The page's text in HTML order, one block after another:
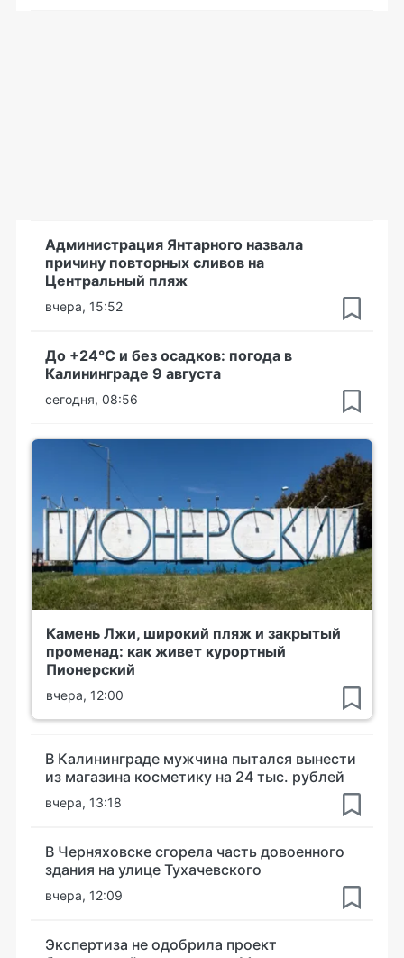
Администрация Янтарного назвала
причину повторных сливов на
Центральный пляж
вчера, 15:52
До +24°С и без осадков: погода в
Калининграде 9 августа
сегодня, 08:56
Камень Лжи, широкий пляж и закрытый
променад: как живет курортный
Пионерский
вчера, 12:00
В Калининграде мужчина пытался вынести
из магазина косметику на 24 тыс. рублей
вчера, 13:18
В Черняховске сгорела часть довоенного
здания на улице Тухачевского
вчера, 12:09
Экспертиза не одобрила проект